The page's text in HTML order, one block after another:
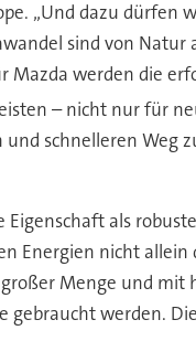
„Und dazu
sind von
Mazda werden die
– nicht nur für
schnelleren
Eigenschaft als
Energien nicht
Menge und
werden.